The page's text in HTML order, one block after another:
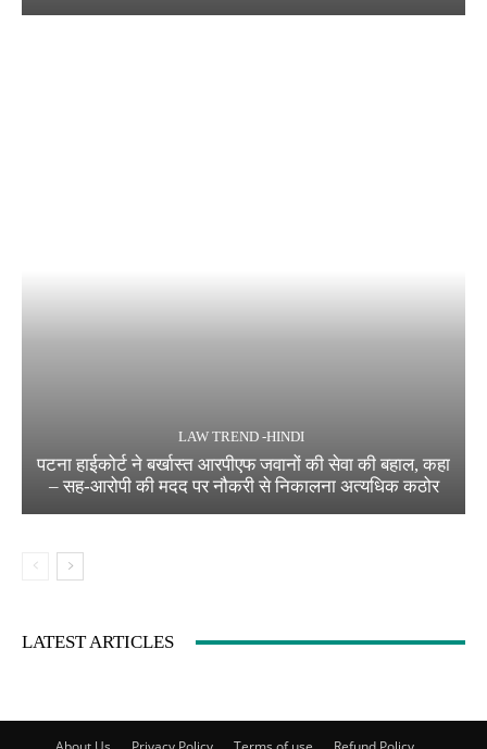
LAW TREND -HINDI
पटना हाईकोर्ट ने बर्खास्त आरपीएफ जवानों की सेवा की बहाल, कहा
– सह-आरोपी की मदद पर नौकरी से निकालना अत्यधिक कठोर
LATEST ARTICLES